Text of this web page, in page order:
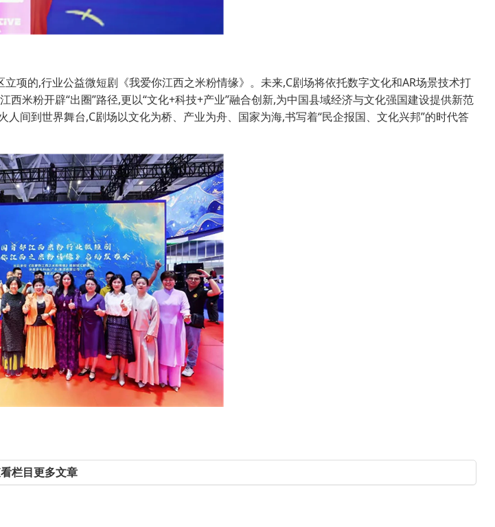
项的,行业公益微短剧《我爱你江西之米粉情缘》。未来,C剧场将依托数字文化和AR场景技术打
米粉开辟“出圈”路径,更以“文化+科技+产业”融合创新,为中国县域经济与文化强国建设提供新范
间到世界舞台,C剧场以文化为桥、产业为舟、国家为海,书写着“民企报国、文化兴邦”的时代答
栏目更多文章